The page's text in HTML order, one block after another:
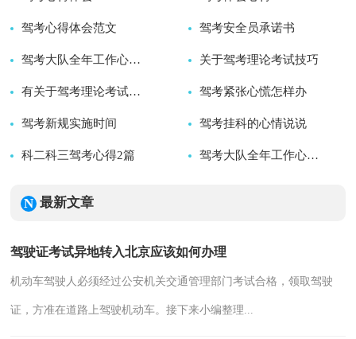
驾考心得体会范文
2025-11-27
驾考安全员承诺书
2025-11-27
驾考大队全年工作心得体会
2025-11-25
关于驾考理论考试技巧
2025-02-15
有关于驾考理论考试技巧 驾考紧张心慌怎样办
2025-08-19
驾考新规实施时间
2025-05-18
驾考挂科的心情说说
2024-10-03
科二科三驾考心得2篇 驾考大队全年工作心得体会精选3篇
最新文章
驾驶证考试异地转入北京应该如何办理
机动车驾驶人必须经过公安机关交通管理部门考试合格，领取驾驶
证，方准在道路上驾驶机动车。接下来小编整理...